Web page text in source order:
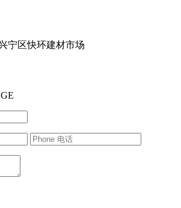
宁区快环建材市场